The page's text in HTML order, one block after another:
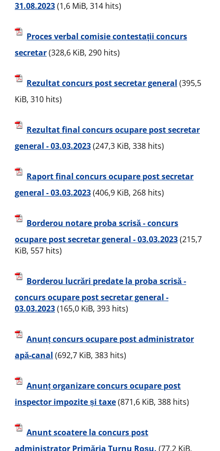
31.08.2023(1,6 MiB, 314 hits)
Proces verbal comisie contestații concurs
secretar(328,6 KiB, 290 hits)
Rezultat concurs post secretar general (395,5
KiB, 310 hits)
Rezultat final concurs ocupare post secretar
general - 03.03.2023(247,3 KiB, 338 hits)
Raport final concurs ocupare post secretar
general - 03.03.2023(406,9 KiB, 268 hits)
Borderou notare proba scrisă - concurs
ocupare post secretar general - 03.03.2023(215,7
KiB, 557 hits)
Borderou lucrări predate la proba scrisă -
concurs ocupare post secretar general -
03.03.2023(165,0 KiB, 393 hits)
Anunț concurs ocupare post administrator
apă-canal (692,7 KiB, 383 hits)
Anunț organizare concurs ocupare post
inspector impozite și taxe(871,6 KiB, 388 hits)
Anunt scoatere la concurs post
administrator Primăria Turnu Roșu. (77,2 KiB,